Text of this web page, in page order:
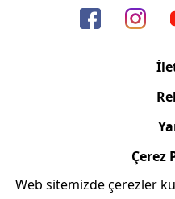
Çerez
Web sitemizde çerezler